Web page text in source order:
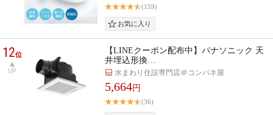
(159)
12位
UP
【LINEクーポン配布中】パナソニック 天
井埋込形換…
水まわり住設専門店＠コンパネ屋
5,664円
(36)